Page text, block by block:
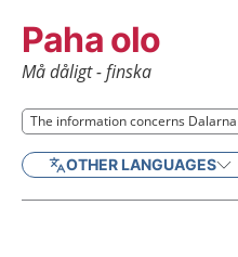
Paha olo
Må dåligt - finska
The information concerns Dalarna
The information concerns Dalarna
OTHER LANGUAGES